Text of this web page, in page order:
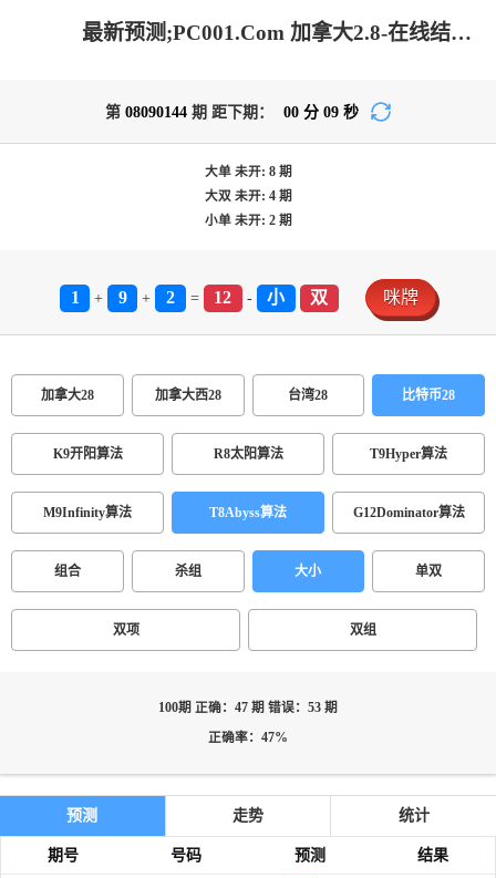
最新预测;PC001.Com 加拿大2.8-在线结果|加拿大2.8走势咪牌预测|加拿大2.8在线|加拿大2.8结果分析|加拿大在线咪牌_火热优质的预测网站!
第 08090144 期 距下期： 00 分 09 秒
大单 未开: 8期
大双 未开: 4期
小单 未开: 2期
1 + 9 + 2 = 12 - 小 双 咪牌
加拿大28 加拿大西28 台湾28 比特币28
K9开阳算法 R8太阳算法 T9Hyper算法
M9Infinity算法 T8Abyss算法 G12Dominator算法
组合 杀组 大小 单双
双项 双组
100期 正确：47 期 错误：53 期
正确率：47%
预测 走势 统计
期号 号码 预测 结果